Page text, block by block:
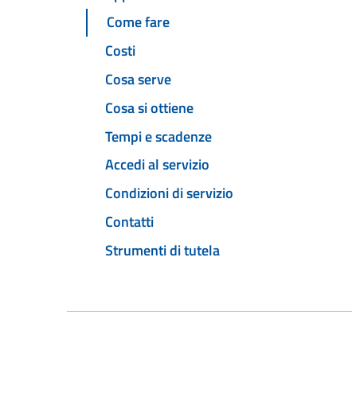
Come fare
Costi
Cosa serve
Cosa si ottiene
Tempi e scadenze
Accedi al servizio
Condizioni di servizio
Contatti
Strumenti di tutela